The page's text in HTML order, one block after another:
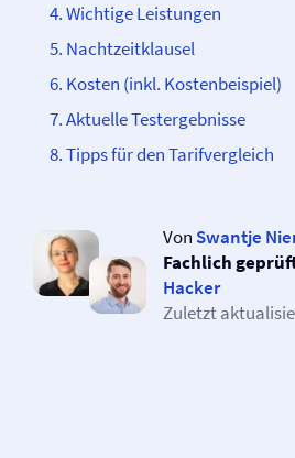
Wichtige Leistungen
Nachtzeitklausel
Kosten (inkl. Kostenbeispiel)
Aktuelle Testergebnisse
Tipps für den Tarifvergleich
Von Swantje
Fachlich
Hacker
Zuletzt